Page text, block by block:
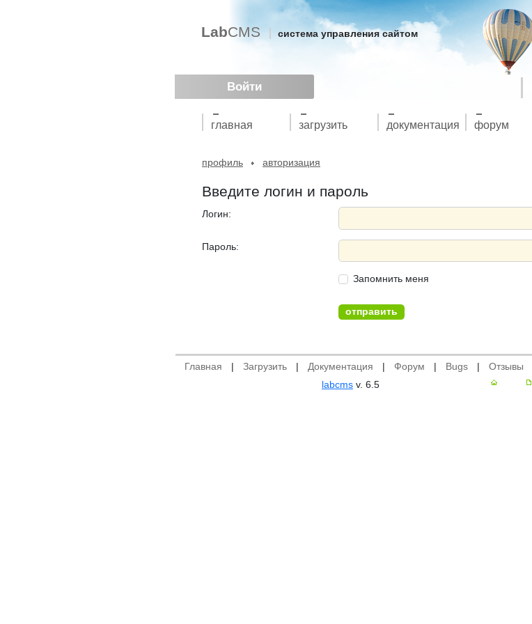
Войти
LabCMS система управления сайтом
главная загрузить документация форум
профиль авторизация
Введите логин и пароль
Логин:
Пароль:
Запомнить меня
Главная | Загрузить | Документация | Форум | Bugs | Отзывы
labcms v. 6.5